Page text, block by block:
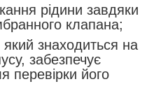
рідини завдяки
клапана;
знаходиться на
забезпечує
перевірки його